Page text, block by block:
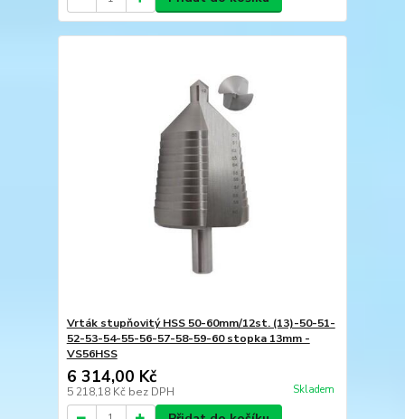
Vrták stupňovitý HSS 50-60mm/12st. (13)-50-51-
52-53-54-55-56-57-58-59-60 stopka 13mm -
VS56HSS
6 314,00 Kč
5 218,18 Kč bez DPH Skladem